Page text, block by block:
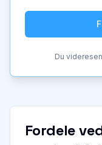
Du
Fordele